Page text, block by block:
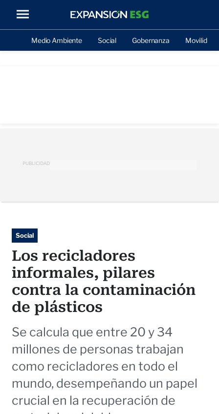
Medio Ambiente Social Gobernanza Movilidad
PUBLICIDAD
Social
Los recicladores
informales, pilares
contra la contaminación
de plásticos
Se calcula que entre 20 y 34
millones de personas trabajan
como recicladores en todo el
mundo, desempeñando un papel
crucial en la recuperación de